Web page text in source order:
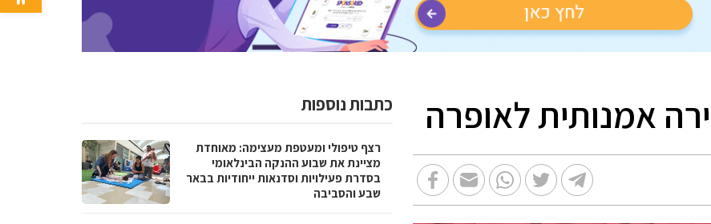
אמנותית לאופרה כתבות נוספות
רצף טיפולי ומעטפת מעצימה: מאוחדת
מציינת את שבוע ההנקה הבינלאומי
בסדרת פעילויות וסדנאות ייחודיות בבאר
שבע והסביבה